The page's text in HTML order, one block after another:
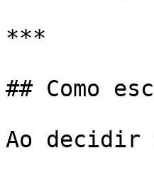
***
## Como
Ao decidir